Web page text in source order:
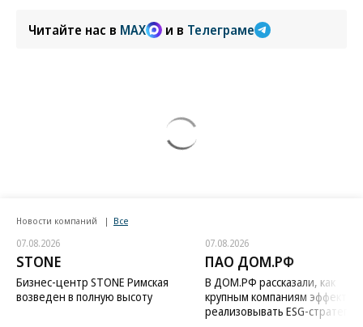
Читайте нас в MAX и в Телеграме
Новости компаний Все
07.08.2026
STONE
Бизнес-центр STONE Римская
возведен в полную высоту
07.08.2026
ПАО ДОМ.РФ
В ДОМ.РФ рассказали, как
крупным компаниям
реализовывать ESG-стратегию